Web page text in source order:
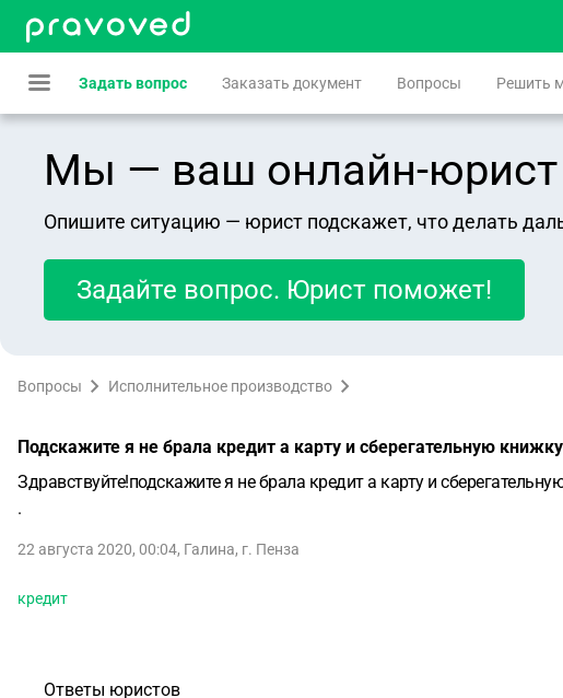
Задать вопрос Заказать документ Вопросы Решить
Мы — ваш онлайн-юрист
Опишите ситуацию — юрист подскажет, что делать
Задайте вопрос. Юрист поможет!
Вопросы Исполнительное производство
Подскажите я не брала кредит а карту и сберегательную
Здравствуйте!подскажите я не брала кредит а карту и
.
22 августа 2020, 00:04, Галина, г. Пенза
кредит
Ответы юристов